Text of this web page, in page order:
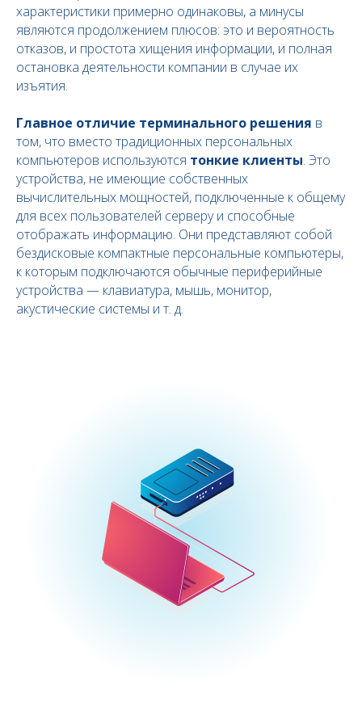
характеристики примерно одинаковы, а минусы
являются продолжением плюсов: это и вероятность
отказов, и простота хищения информации, и полная
остановка деятельности компании в случае их
изъятия.
Главное отличие терминального решения в
том, что вместо традиционных персональных
компьютеров используются тонкие клиенты. Это
устройства, не имеющие собственных
вычислительных мощностей, подключенные к общему
для всех пользователей серверу и способные
отображать информацию. Они представляют собой
бездисковые компактные персональные компьютеры,
к которым подключаются обычные периферийные
устройства — клавиатура, мышь, монитор,
акустические системы и т. д.